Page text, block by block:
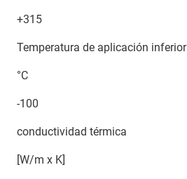
+315
Temperatura de aplicación inferior
°C
-100
conductividad térmica
[W/m x K]